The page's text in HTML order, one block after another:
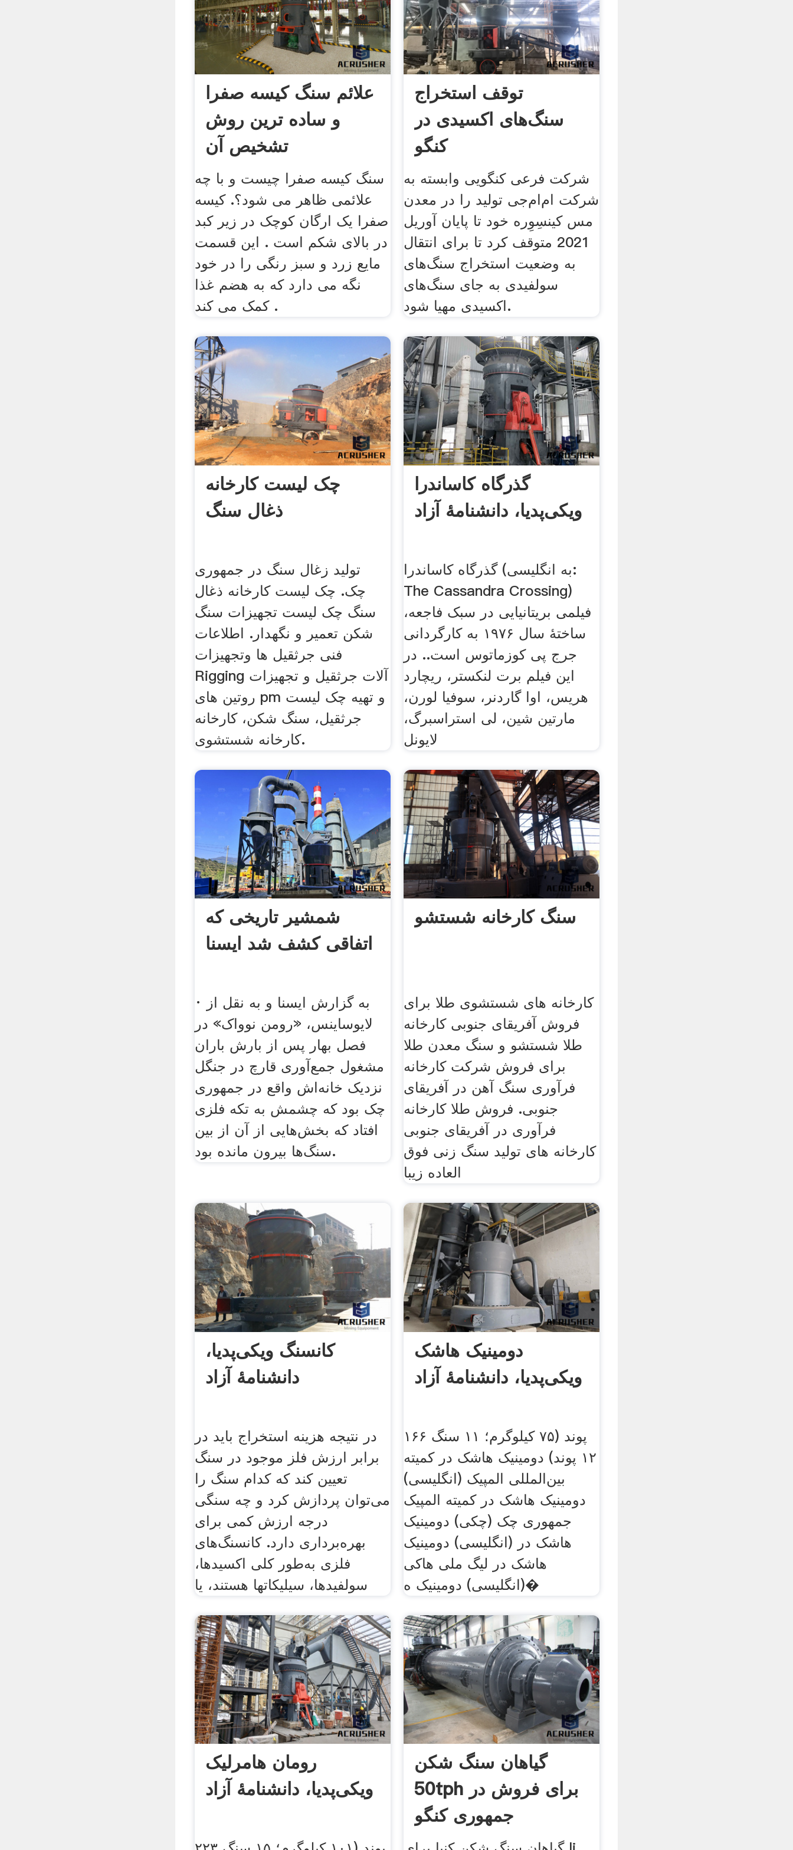
علائم سنگ کیسه صفرا
و ساده ترین روش
تشخیص آن
سنگ کیسه صفرا چیست و با چه
علائمی ظاهر می شود؟. کیسه
صفرا یک ارگان کوچک در زیر کبد
در بالای شکم است . این قسمت
مایع زرد و سبز رنگی را در خود
نگه می دارد که به هضم غذا
کمک می کند .
توقف استخراج
سنگ‌های اکسیدی در
کنگو
شرکت فرعی کنگویی وابسته به
شرکت ام‌ام‌جی تولید را در معدن
مس کینسِوِره خود تا پایان آوریل
2021 متوقف کرد تا برای انتقال
به وضعیت استخراج سنگ‌های
سولفیدی به جای سنگ‌های
اکسیدی مهیا شود.
چک لیست کارخانه
ذغال سنگ
تولید زغال سنگ در جمهوری
چک. چک لیست کارخانه ذغال
سنگ چک لیست تجهیزات سنگ
شکن تعمیر و نگهدار. اطلاعات
فنی جرثقیل ها وتجهیزات
Rigging آلات جرثقیل و تجهیزات
روتین های pm و تهیه چک لیست
جرثقیل، سنگ شکن، کارخانه
.کارخانه شستشوی
گذرگاه کاساندرا
ویکی‌پدیا، دانشنامهٔ آزاد
گذرگاه کاساندرا (به انگلیسی:
The Cassandra Crossing)
فیلمی بریتانیایی در سبک فاجعه،
ساختهٔ سال ۱۹۷۶ به کارگردانی
جرج پی کوزماتوس است.. در
این فیلم برت لنکستر، ریچارد
هریس، اوا گاردنر، سوفیا لورن،
مارتین شین، لی استراسبرگ،
لایونل
شمشیر تاریخی که
اتفاقی کشف شد ایسنا
· به گزارش ایسنا و به نقل از
لایوساینس، «رومن نوواک» در
فصل بهار پس از بارش باران
مشغول جمع‌آوری قارچ در جنگل
نزدیک خانه‌اش واقع در جمهوری
چک بود که چشمش به تکه فلزی
افتاد که بخش‌هایی از آن از بین
سنگ‌ها بیرون مانده بود.
سنگ کارخانه شستشو
کارخانه های شستشوی طلا برای
فروش آفریقای جنوبی کارخانه
طلا شستشو و سنگ معدن طلا
برای فروش شرکت کارخانه
فرآوری سنگ آهن در آفریقای
جنوبی. فروش طلا کارخانه
فرآوری در آفریقای جنوبی
کارخانه های تولید سنگ زنی فوق
العاده زیبا
کانسنگ ویکی‌پدیا،
دانشنامهٔ آزاد
در نتیجه هزینه استخراج باید در
برابر ارزش فلز موجود در سنگ
تعیین کند که کدام سنگ را
می‌توان پردازش کرد و چه سنگی
درجه ارزش کمی برای
بهره‌برداری دارد. کانسنگ‌های
فلزی به‌طور کلی اکسیدها،
سولفیدها، سیلیکاتها هستند، یا
دومینیک هاشک
ویکی‌پدیا، دانشنامهٔ آزاد
۱۶۶ پوند (۷۵ کیلوگرم؛ ۱۱ سنگ
۱۲ پوند) دومینیک هاشک در کمیته
بین‌المللی المپیک (انگلیسی)
دومینیک هاشک در کمیته المپیک
جمهوری چک (چکی) دومینیک
هاشک در (انگلیسی) دومینیک
هاشک در لیگ ملی هاکی
(انگلیسی) دومینیک ه�
رومان هامرلیک
ویکی‌پدیا، دانشنامهٔ آزاد
گیاهان سنگ شکن
50tph برای فروش در
جمهوری کنگو